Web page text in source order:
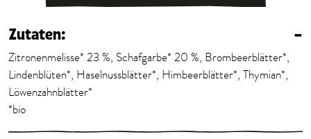
Zutaten: –
Zitronenmelisse* 23 %, Schafgarbe* 20 %, Brombeerblätter*,
Lindenblüten*, Haselnussblätter*, Himbeerblätter*, Thymian*,
Löwenzahnblätter*
*bio